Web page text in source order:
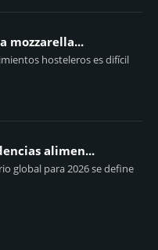
mozzarella...
hosteleros es difícil
alimen...
global para 2026 se define